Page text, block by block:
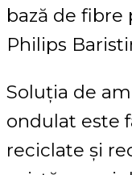
bază de fibre
Philips
Soluția de
ondulat este
reciclate și